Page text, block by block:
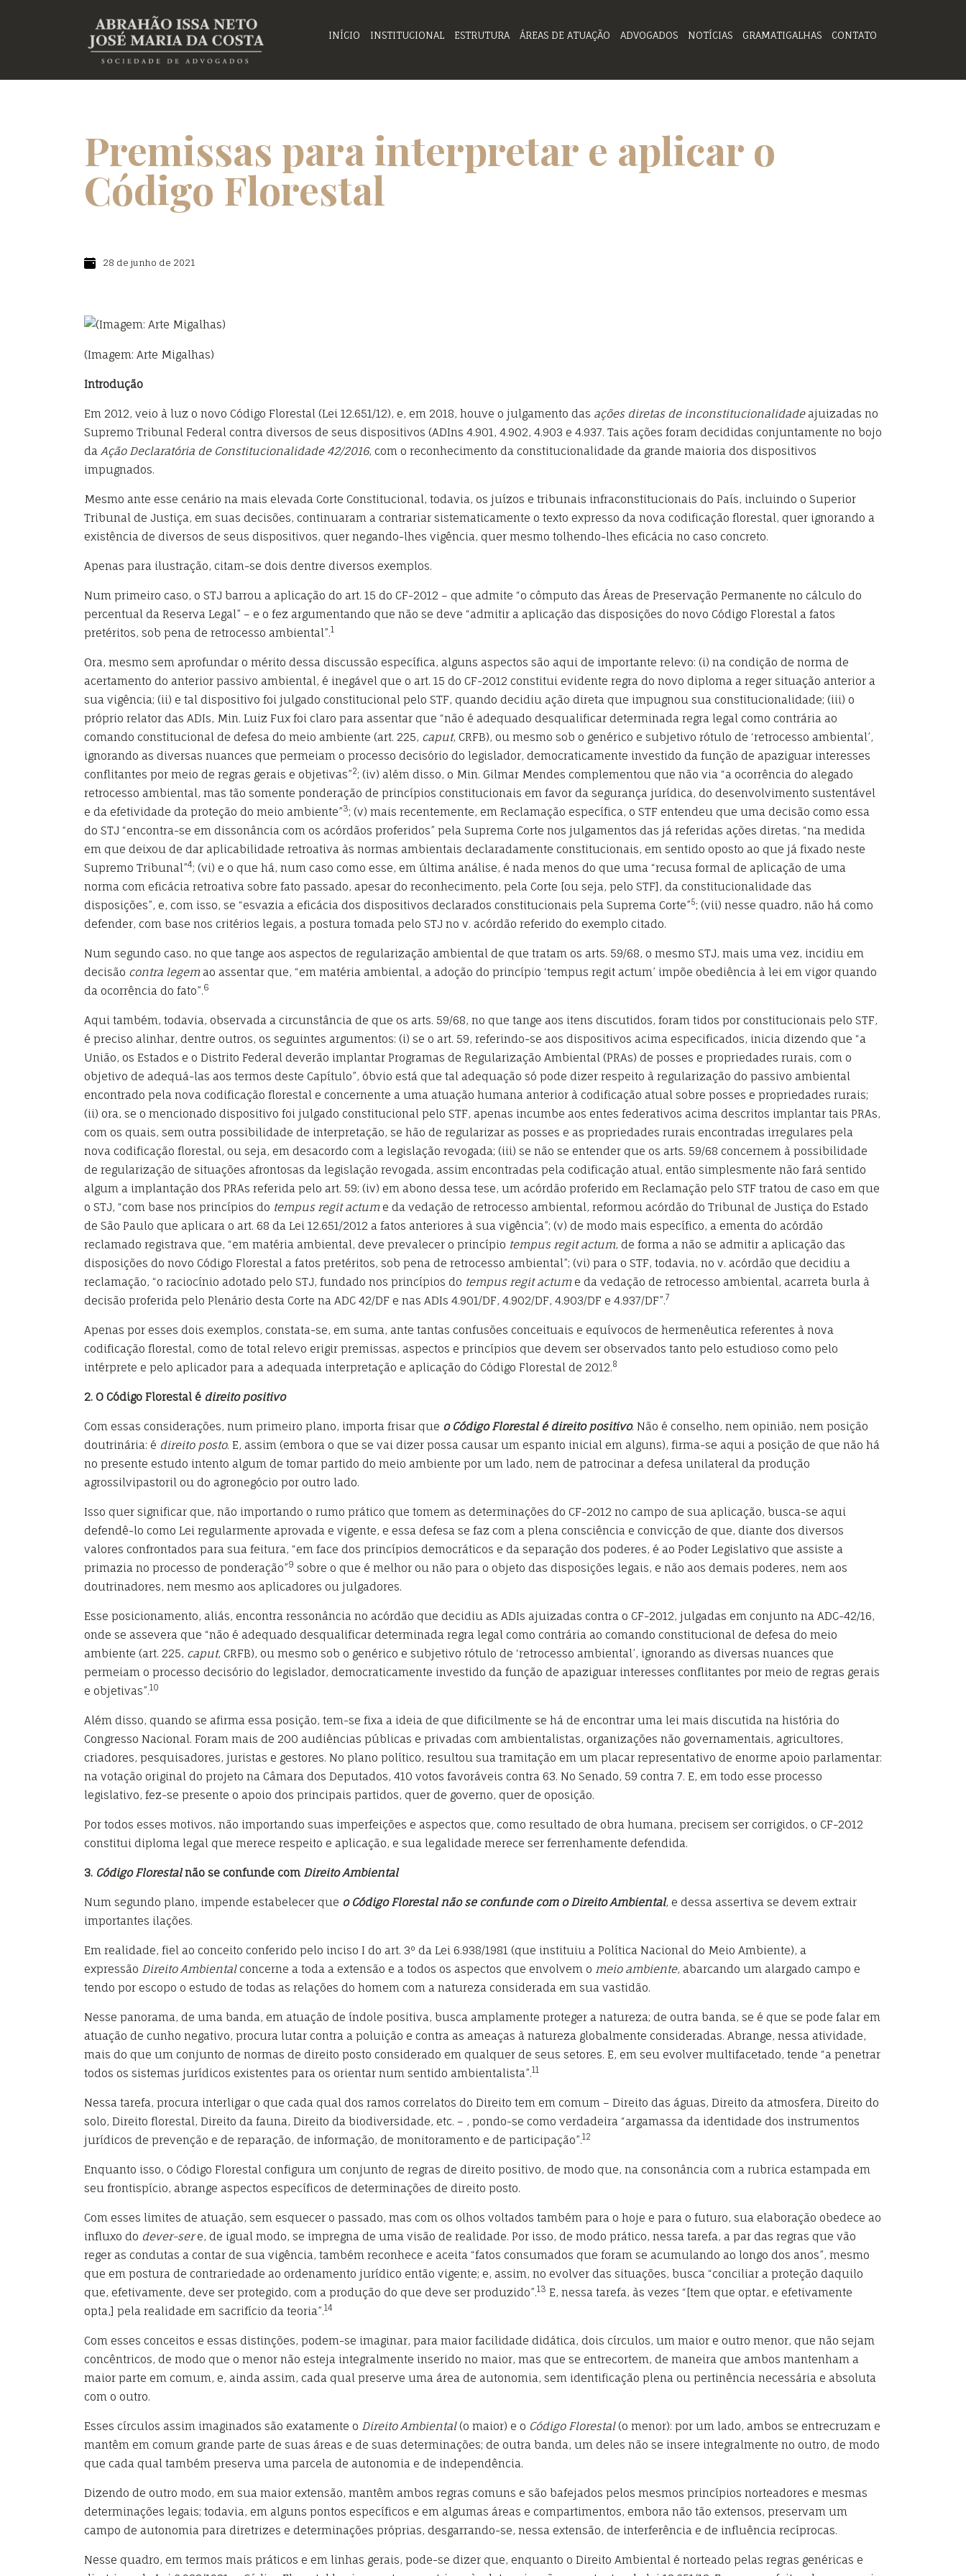
INÍCIO INSTITUCIONAL ESTRUTURA ÁREAS DE ATUAÇÃO ADVOGADOS NOTÍCIAS GRAMATIGALHAS CONTATO
Premissas para interpretar e aplicar o
Código Florestal
28 de junho de 2021
(Imagem: Arte Migalhas)
Introdução
Em 2012, veio à luz o novo Código Florestal (Lei 12.651/12), e, em 2018, houve o julgamento das ações diretas de inconstitucionalidadeajuizadas no
Supremo Tribunal Federal contra diversos de seus dispositivos (ADIns 4.901, 4.902, 4.903 e 4.937. Tais ações foram decididas conjuntamente no bojo
da Ação Declaratória de Constitucionalidade 42/2016, com o reconhecimento da constitucionalidade da grande maioria dos dispositivos
impugnados.
Mesmo ante esse cenário na mais elevada Corte Constitucional, todavia, os juízos e tribunais infraconstitucionais do País, incluindo o Superior
Tribunal de Justiça, em suas decisões, continuaram a contrariar sistematicamente o texto expresso da nova codificação florestal, quer ignorando a
existência de diversos de seus dispositivos, quer negando-lhes vigência, quer mesmo tolhendo-lhes eficácia no caso concreto.
Apenas para ilustração, citam-se dois dentre diversos exemplos.
Num primeiro caso, o STJ barrou a aplicação do art. 15 do CF-2012 – que admite “o cômputo das Áreas de Preservação Permanente no cálculo do
percentual da Reserva Legal” – e o fez argumentando que não se deve “admitir a aplicação das disposições do novo Código Florestal a fatos
pretéritos, sob pena de retrocesso ambiental”.1
Ora, mesmo sem aprofundar o mérito dessa discussão específica, alguns aspectos são aqui de importante relevo: (i) na condição de norma de
acertamento do anterior passivo ambiental, é inegável que o art. 15 do CF-2012 constitui evidente regra do novo diploma a reger situação anterior a
sua vigência; (ii) e tal dispositivo foi julgado constitucional pelo STF, quando decidiu ação direta que impugnou sua constitucionalidade; (iii) o
próprio relator das ADIs, Min. Luiz Fux foi claro para assentar que “não é adequado desqualificar determinada regra legal como contrária ao
comando constitucional de defesa do meio ambiente (art. 225, caput, CRFB), ou mesmo sob o genérico e subjetivo rótulo de ‘retrocesso ambiental’,
ignorando as diversas nuances que permeiam o processo decisório do legislador, democraticamente investido da função de apaziguar interesses
conflitantes por meio de regras gerais e objetivas”2; (iv) além disso, o Min. Gilmar Mendes complementou que não via “a ocorrência do alegado
retrocesso ambiental, mas tão somente ponderação de princípios constitucionais em favor da segurança jurídica, do desenvolvimento sustentável
e da efetividade da proteção do meio ambiente”3; (v) mais recentemente, em Reclamação específica, o STF entendeu que uma decisão como essa
do STJ “encontra-se em dissonância com os acórdãos proferidos” pela Suprema Corte nos julgamentos das já referidas ações diretas, “na medida
em que deixou de dar aplicabilidade retroativa às normas ambientais declaradamente constitucionais, em sentido oposto ao que já fixado neste
Supremo Tribunal”4; (vi) e o que há, num caso como esse, em última análise, é nada menos do que uma “recusa formal de aplicação de uma
norma com eficácia retroativa sobre fato passado, apesar do reconhecimento, pela Corte [ou seja, pelo STF], da constitucionalidade das
disposições”, e, com isso, se “esvazia a eficácia dos dispositivos declarados constitucionais pela Suprema Corte”5; (vii) nesse quadro, não há como
defender, com base nos critérios legais, a postura tomada pelo STJ no v. acórdão referido do exemplo citado.
Num segundo caso, no que tange aos aspectos de regularização ambiental de que tratam os arts. 59/68, o mesmo STJ, mais uma vez, incidiu em
decisão contra legem ao assentar que, “em matéria ambiental, a adoção do princípio ‘tempus regit actum’ impõe obediência à lei em vigor quando
da ocorrência do fato”.6
Aqui também, todavia, observada a circunstância de que os arts. 59/68, no que tange aos itens discutidos, foram tidos por constitucionais pelo STF,
é preciso alinhar, dentre outros, os seguintes argumentos: (i) se o art. 59, referindo-se aos dispositivos acima especificados, inicia dizendo que “a
União, os Estados e o Distrito Federal deverão implantar Programas de Regularização Ambiental (PRAs) de posses e propriedades rurais, com o
objetivo de adequá-las aos termos deste Capítulo”, óbvio está que tal adequação só pode dizer respeito à regularização do passivo ambiental
encontrado pela nova codificação florestal e concernente a uma atuação humana anterior à codificação atual sobre posses e propriedades rurais;
(ii) ora, se o mencionado dispositivo foi julgado constitucional pelo STF, apenas incumbe aos entes federativos acima descritos implantar tais PRAs,
com os quais, sem outra possibilidade de interpretação, se hão de regularizar as posses e as propriedades rurais encontradas irregulares pela
nova codificação florestal, ou seja, em desacordo com a legislação revogada; (iii) se não se entender que os arts. 59/68 concernem à possibilidade
de regularização de situações afrontosas da legislação revogada, assim encontradas pela codificação atual, então simplesmente não fará sentido
algum a implantação dos PRAs referida pelo art. 59; (iv) em abono dessa tese, um acórdão proferido em Reclamação pelo STF tratou de caso em que
o STJ, “com base nos princípios do tempus regit actum e da vedação de retrocesso ambiental, reformou acórdão do Tribunal de Justiça do Estado
de São Paulo que aplicara o art. 68 da Lei 12.651/2012 a fatos anteriores à sua vigência”; (v) de modo mais específico, a ementa do acórdão
reclamado registrava que, “em matéria ambiental, deve prevalecer o princípio tempus regit actum, de forma a não se admitir a aplicação das
disposições do novo Código Florestal a fatos pretéritos, sob pena de retrocesso ambiental”; (vi) para o STF, todavia, no v. acórdão que decidiu a
reclamação, “o raciocínio adotado pelo STJ, fundado nos princípios do tempus regit actum e da vedação de retrocesso ambiental, acarreta burla à
decisão proferida pelo Plenário desta Corte na ADC 42/DF e nas ADIs 4.901/DF, 4.902/DF, 4.903/DF e 4.937/DF”.7
Apenas por esses dois exemplos, constata-se, em suma, ante tantas confusões conceituais e equívocos de hermenêutica referentes à nova
codificação florestal, como de total relevo erigir premissas, aspectos e princípios que devem ser observados tanto pelo estudioso como pelo
intérprete e pelo aplicador para a adequada interpretação e aplicação do Código Florestal de 2012.8
2. O Código Florestal é direito positivo
Com essas considerações, num primeiro plano, importa frisar que o Código Florestal é direito positivo. Não é conselho, nem opinião, nem posição
doutrinária: é direito posto. E, assim (embora o que se vai dizer possa causar um espanto inicial em alguns), firma-se aqui a posição de que não há
no presente estudo intento algum de tomar partido do meio ambiente por um lado, nem de patrocinar a defesa unilateral da produção
agrossilvipastoril ou do agronegócio por outro lado.
Isso quer significar que, não importando o rumo prático que tomem as determinações do CF-2012 no campo de sua aplicação, busca-se aqui
defendê-lo como Lei regularmente aprovada e vigente, e essa defesa se faz com a plena consciência e convicção de que, diante dos diversos
valores confrontados para sua feitura, “em face dos princípios democráticos e da separação dos poderes, é ao Poder Legislativo que assiste a
primazia no processo de ponderação”9 sobre o que é melhor ou não para o objeto das disposições legais, e não aos demais poderes, nem aos
doutrinadores, nem mesmo aos aplicadores ou julgadores.
Esse posicionamento, aliás, encontra ressonância no acórdão que decidiu as ADIs ajuizadas contra o CF-2012, julgadas em conjunto na ADC-42/16,
onde se assevera que “não é adequado desqualificar determinada regra legal como contrária ao comando constitucional de defesa do meio
ambiente (art. 225, caput, CRFB), ou mesmo sob o genérico e subjetivo rótulo de ‘retrocesso ambiental’, ignorando as diversas nuances que
permeiam o processo decisório do legislador, democraticamente investido da função de apaziguar interesses conflitantes por meio de regras gerais
e objetivas”.10
Além disso, quando se afirma essa posição, tem-se fixa a ideia de que dificilmente se há de encontrar uma lei mais discutida na história do
Congresso Nacional. Foram mais de 200 audiências públicas e privadas com ambientalistas, organizações não governamentais, agricultores,
criadores, pesquisadores, juristas e gestores. No plano político, resultou sua tramitação em um placar representativo de enorme apoio parlamentar:
na votação original do projeto na Câmara dos Deputados, 410 votos favoráveis contra 63. No Senado, 59 contra 7. E, em todo esse processo
legislativo, fez-se presente o apoio dos principais partidos, quer de governo, quer de oposição.
Por todos esses motivos, não importando suas imperfeições e aspectos que, como resultado de obra humana, precisem ser corrigidos, o CF-2012
constitui diploma legal que merece respeito e aplicação, e sua legalidade merece ser ferrenhamente defendida.
3. Código Florestalnão se confunde com Direito Ambiental
Num segundo plano, impende estabelecer que o Código Florestal não se confunde com o Direito Ambiental, e dessa assertiva se devem extrair
importantes ilações.
Em realidade, fiel ao conceito conferido pelo inciso I do art. 3º da Lei 6.938/1981 (que instituiu a Política Nacional do Meio Ambiente), a
expressão Direito Ambientalconcerne a toda a extensão e a todos os aspectos que envolvem o meio ambiente, abarcando um alargado campo e
tendo por escopo o estudo de todas as relações do homem com a natureza considerada em sua vastidão.
Nesse panorama, de uma banda, em atuação de índole positiva, busca amplamente proteger a natureza; de outra banda, se é que se pode falar em
atuação de cunho negativo, procura lutar contra a poluição e contra as ameaças à natureza globalmente consideradas. Abrange, nessa atividade,
mais do que um conjunto de normas de direito posto considerado em qualquer de seus setores. E, em seu evolver multifacetado, tende “a penetrar
todos os sistemas jurídicos existentes para os orientar num sentido ambientalista”.11
Nessa tarefa, procura interligar o que cada qual dos ramos correlatos do Direito tem em comum – Direito das águas, Direito da atmosfera, Direito do
solo, Direito florestal, Direito da fauna, Direito da biodiversidade, etc. – , pondo-se como verdadeira “argamassa da identidade dos instrumentos
jurídicos de prevenção e de reparação, de informação, de monitoramento e de participação”.12
Enquanto isso, o Código Florestal configura um conjunto de regras de direito positivo, de modo que, na consonância com a rubrica estampada em
seu frontispício, abrange aspectos específicos de determinações de direito posto.
Com esses limites de atuação, sem esquecer o passado, mas com os olhos voltados também para o hoje e para o futuro, sua elaboração obedece ao
influxo do dever-sere, de igual modo, se impregna de uma visão de realidade. Por isso, de modo prático, nessa tarefa, a par das regras que vão
reger as condutas a contar de sua vigência, também reconhece e aceita “fatos consumados que foram se acumulando ao longo dos anos”, mesmo
que em postura de contrariedade ao ordenamento jurídico então vigente; e, assim, no evolver das situações, busca “conciliar a proteção daquilo
que, efetivamente, deve ser protegido, com a produção do que deve ser produzido”.13 E, nessa tarefa, às vezes “[tem que optar, e efetivamente
opta,] pela realidade em sacrifício da teoria”.14
Com esses conceitos e essas distinções, podem-se imaginar, para maior facilidade didática, dois círculos, um maior e outro menor, que não sejam
concêntricos, de modo que o menor não esteja integralmente inserido no maior, mas que se entrecortem, de maneira que ambos mantenham a
maior parte em comum, e, ainda assim, cada qual preserve uma área de autonomia, sem identificação plena ou pertinência necessária e absoluta
com o outro.
Esses círculos assim imaginados são exatamente o Direito Ambiental(o maior) e o Código Florestal(o menor): por um lado, ambos se entrecruzam e
mantêm em comum grande parte de suas áreas e de suas determinações; de outra banda, um deles não se insere integralmente no outro, de modo
que cada qual também preserva uma parcela de autonomia e de independência.
Dizendo de outro modo, em sua maior extensão, mantêm ambos regras comuns e são bafejados pelos mesmos princípios norteadores e mesmas
determinações legais; todavia, em alguns pontos específicos e em algumas áreas e compartimentos, embora não tão extensos, preservam um
campo de autonomia para diretrizes e determinações próprias, desgarrando-se, nessa extensão, de interferência e de influência recíprocas.
Nesse quadro, em termos mais práticos e em linhas gerais, pode-se dizer que, enquanto o Direito Ambiental é norteado pelas regras genéricas e